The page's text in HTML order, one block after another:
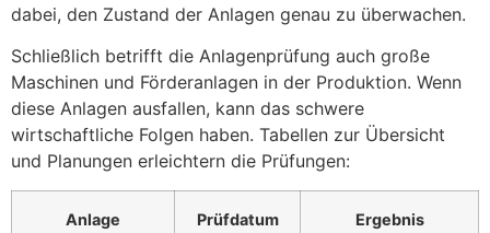
dabei, den Zustand der Anlagen genau zu überwachen.
Schließlich betrifft die Anlagenprüfung auch große
Maschinen und Förderanlagen in der Produktion. Wenn
diese Anlagen ausfallen, kann das schwere
wirtschaftliche Folgen haben. Tabellen zur Übersicht
und Planungen erleichtern die Prüfungen:
Anlage Prüfdatum Ergebnis